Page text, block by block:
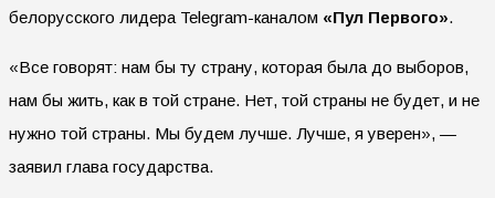
белорусского лидера Telegram-каналом «Пул Первого».
«Все говорят: нам бы ту страну, которая была до выборов,
нам бы жить, как в той стране. Нет, той страны не будет, и не
нужно той страны. Мы будем лучше. Лучше, я уверен», —
заявил глава государства.